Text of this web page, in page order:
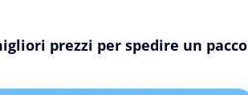
prezzi per spedire un pacco